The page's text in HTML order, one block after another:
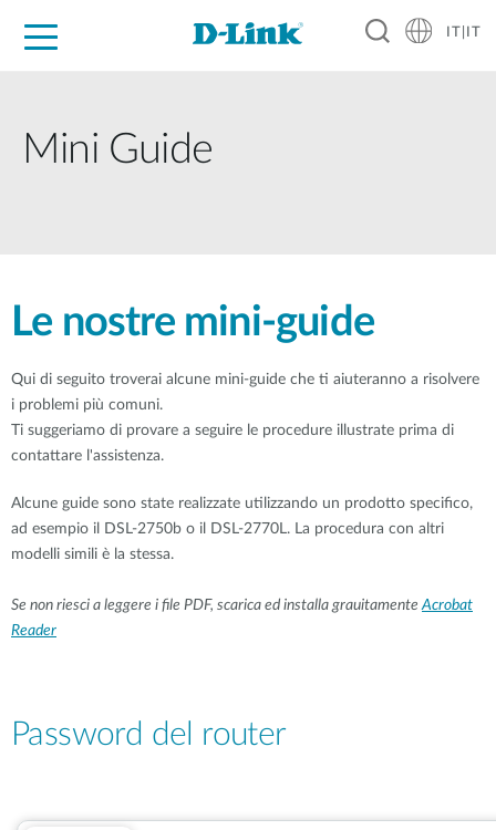
IT|IT
Mini Guide
Le nostre mini-guide
Qui di seguito troverai alcune mini-guide che ti aiuteranno a risolvere
i problemi più comuni.
Ti suggeriamo di provare a seguire le procedure illustrate prima di
contattare l'assistenza.
Alcune guide sono state realizzate utilizzando un prodotto specifico,
ad esempio il DSL-2750b o il DSL-2770L. La procedura con altri
modelli simili è la stessa.
Se non riesci a leggere i file PDF, scarica ed installa grauitamenteAcrobat
Reader
Password del router